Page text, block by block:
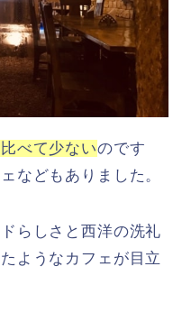
べて少ないのです
などもありました。
らしさと西洋の洗礼
ようなカフェが目立